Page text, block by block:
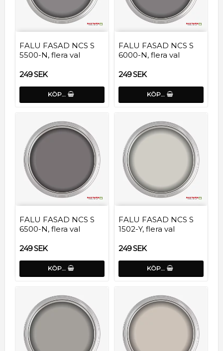
FALU FASAD NCS S
5500-N, flera val
249 SEK
KÖP…
FALU FASAD NCS S
6000-N, flera val
249 SEK
KÖP…
FALU FASAD NCS S
6500-N, flera val
249 SEK
KÖP…
FALU FASAD NCS S
1502-Y, flera val
249 SEK
KÖP…